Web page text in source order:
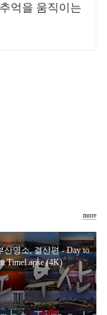
억을 움직이는
산명소, 결산편 - Day to
TimeLapse (4K)
more